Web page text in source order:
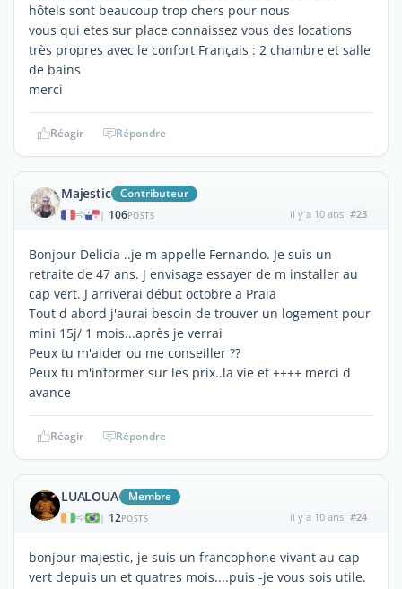
hôtels sont beaucoup trop chers pour nous
vous qui etes sur place connaissez vous des locations
très propres avec le confort Français : 2 chambre et salle
de bains
merci
Réagir Répondre
Majestic Contributeur
| 106POSTS il y a 10 ans #23
Bonjour Delicia ..je m appelle Fernando. Je suis un
retraite de 47 ans. J envisage essayer de m installer au
cap vert. J arriverai début octobre a Praia
Tout d abord j'aurai besoin de trouver un logement pour
mini 15j/ 1 mois...après je verrai
Peux tu m'aider ou me conseiller ??
Peux tu m'informer sur les prix..la vie et ++++ merci d
avance
Réagir Répondre
LUALOUA Membre
| 12POSTS il y a 10 ans #24
bonjour majestic, je suis un francophone vivant au cap
vert depuis un et quatres mois....puis -je vous sois utile.